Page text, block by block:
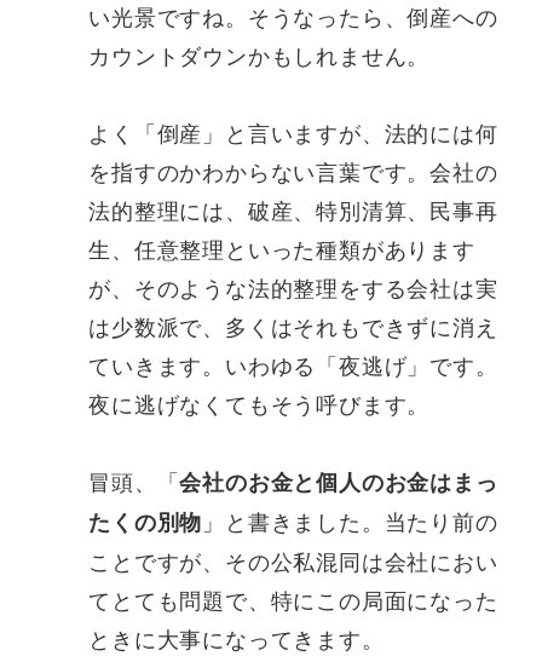
い光景ですね。そうなったら、倒産への
カウントダウンかもしれません。
よく「倒産」と言いますが、法的には何
を指すのかわからない言葉です。会社の
法的整理には、破産、特別清算、民事再
生、任意整理といった種類があります
が、そのような法的整理をする会社は実
は少数派で、多くはそれもできずに消え
ていきます。いわゆる「夜逃げ」です。
夜に逃げなくてもそう呼びます。
冒頭、「会社のお金と個人のお金はまっ
たくの別物 」と書きました。当たり前の
ことですが、その公私混同は会社におい
てとても問題で、特にこの局面になった
ときに大事になってきます。